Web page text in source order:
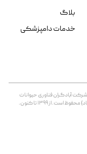
آبادگران فناوری حیوانات
است. از ۱۳۹۹ تا کنون.
بلاگ
خدمات دامپزشکی